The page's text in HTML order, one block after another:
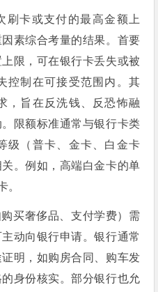
刷卡或支付的最高金额上
素综合考量的结果。首要
限，可在银行卡丢失或被
控制在可接受范围内。其
，旨在反洗钱、反恐怖融
限额标准通常与银行卡类
级（普卡、金卡、白金卡
。例如，高端白金卡的单
。
买奢侈品、支付学费）需
动向银行申请。银行通常
明，如购房合同、购车发
身份核实。部分银行也允